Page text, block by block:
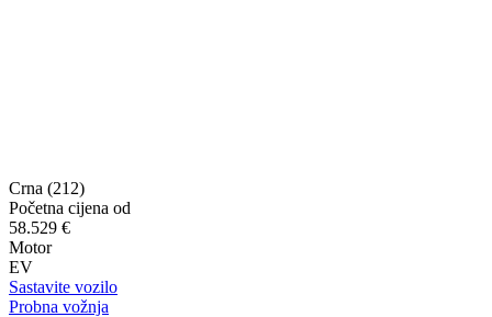
Crna (212)
Početna cijena od
58.529 €
Motor
EV
Sastavite vozilo
Probna vožnja